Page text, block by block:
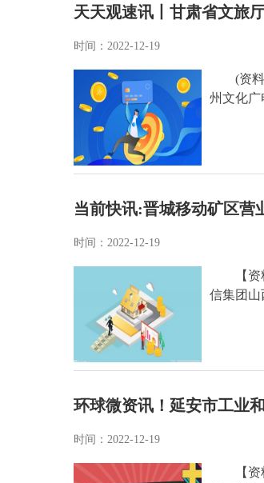
天天观速讯丨甘肃省文旅
时间：2022-12-19
(资
州文化广
当前快讯:晋城移动矿区营
时间：2022-12-19
【
信集团山
环球微资讯！延安市工业
时间：2022-12-19
【